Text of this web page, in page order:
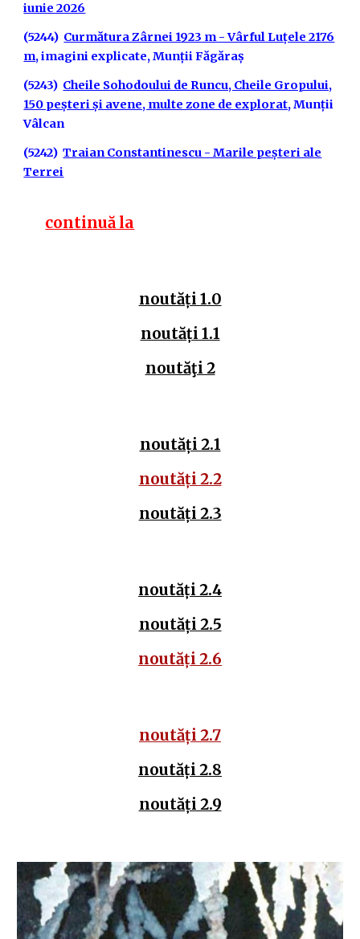
iunie 2026
(5244) Curmătura Zârnei 1923 m - Vârful Luțele 2176
m, imagini explicate, Munții Făgăraș
(5243) Cheile Sohodoului de Runcu, Cheile Gropului,
150 peșteri și avene, multe zone de explorat, Munții
Vâlcan
(5242)Traian Constantinescu - Marile peșteri ale
Terrei
continuă la
noutăți 1.0
noutăți 1.1
noutăţi 2
noutăți 2.1
noutăți 2.2
noutăți 2.3
noutăți 2.4
noutăți 2.5
noutăți 2.6
noutăți 2.7
noutăți 2.8
noutăți 2.9